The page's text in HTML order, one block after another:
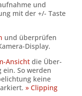
und
mit der +/- Taste
und überprüfen
Display.
Ansicht die Über-
So werden
keine
» Clipping